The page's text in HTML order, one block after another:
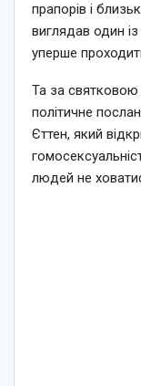
прапорів і
виглядав один
уперше
Та за
політичне
Єттен, який
людей не